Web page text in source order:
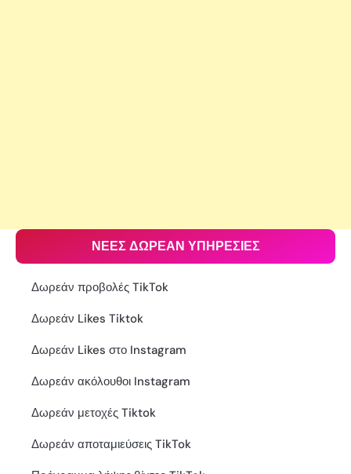
ΝΕΕΣ ΔΩΡΕΑΝ ΥΠΗΡΕΣΙΕΣ
Δωρεάν προβολές TikTok
Δωρεάν Likes Tiktok
Δωρεάν Likes στο Instagram
Δωρεάν ακόλουθοι Instagram
Δωρεάν μετοχές Tiktok
Δωρεάν αποταμιεύσεις TikTok